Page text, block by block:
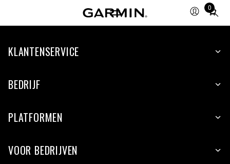
0
Total
items
cart:
KLANTENSERVICE
BEDRIJF
PLATFORMEN
VOOR BEDRIJVEN